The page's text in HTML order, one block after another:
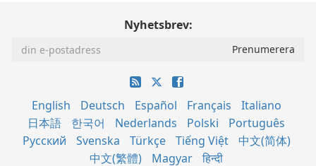
Nyhetsbrev:
English Deutsch Español Français
Italiano
日本語
한국어 Nederlands Polski
Português
Русский
Svenska Türkçe Tiếng Việt
中文(简体)
中文(繁體)
Magyar हिन्दी